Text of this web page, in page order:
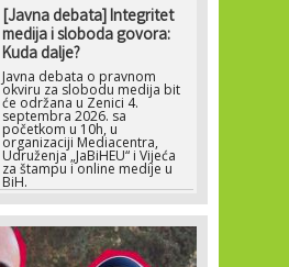
[Javna debata] Integritet
medija i sloboda govora:
Kuda dalje?
Javna debata o pravnom
okviru za slobodu medija bit
će održana u Zenici 4.
septembra 2026. sa
početkom u 10h, u
organizaciji Mediacentra,
Udruženja „JaBiHEU“ i Vijeća
za štampu i online medije u
BiH.